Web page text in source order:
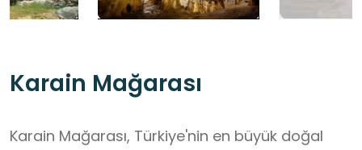
Karain Mağarası
Karain Mağarası, Türkiye'nin en büyük doğal